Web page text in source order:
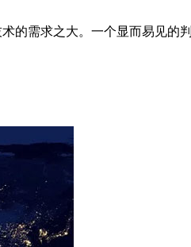
的需求之大。一个显而易见的